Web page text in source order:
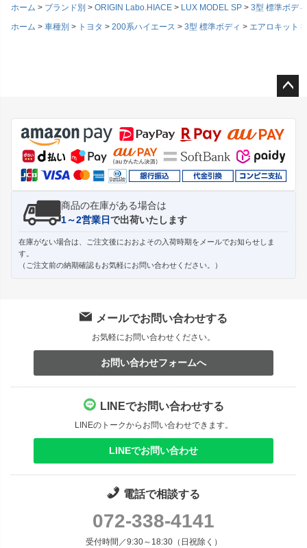
ホーム ブランド別 ORIGIN Labo.HIACE LUX MODEL SP
3型 標準ボディ
ホーム
車種別 トヨタ 200系ハイエース 3型 標準ボディ エアロキット
ジト
ップ
へ
商品の在庫がある場合は
1～2営業日で出荷いたします
在庫がない場合は、ご注文後におおよその入荷時期をメールでお知らせしま
す。
（ご注文前の納期確認もお気軽にお問い合わせください。）
メールでお問い合わせする
お気軽にお問い合わせください。
お問い合わせフォームへ
LINEでお問い合わせする
LINEのトークからお問い合わせできます。
LINEでお問い合わせ
電話で相談する
072-338-4141
受付時間／9:30～18:30（日祝除く）